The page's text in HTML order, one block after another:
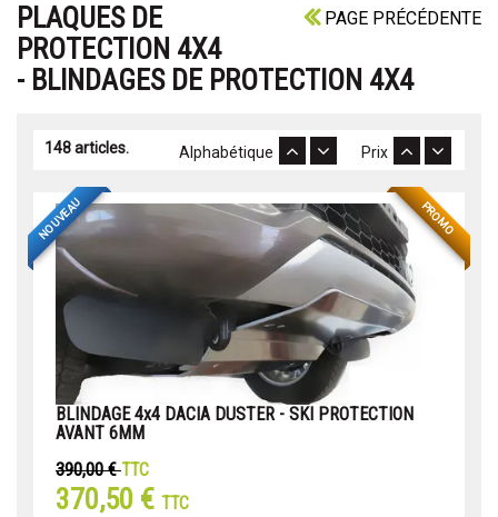
PAGE PRÉCÉDENTE
PLAQUES DE
PROTECTION 4X4
- BLINDAGES DE PROTECTION 4X4
148 articles. Prix
Alphabétique
PROMO
NOUVEAU
BLINDAGE 4x4 DACIA DUSTER - SKI PROTECTION
AVANT 6MM
390,00 €TTC
370,50 € TTC